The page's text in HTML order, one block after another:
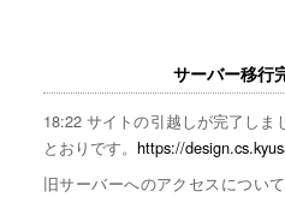
サーバー移行
18:22 サイトの引越しが完了しま
とおりです。 https://
旧サーバーへのアクセスについ